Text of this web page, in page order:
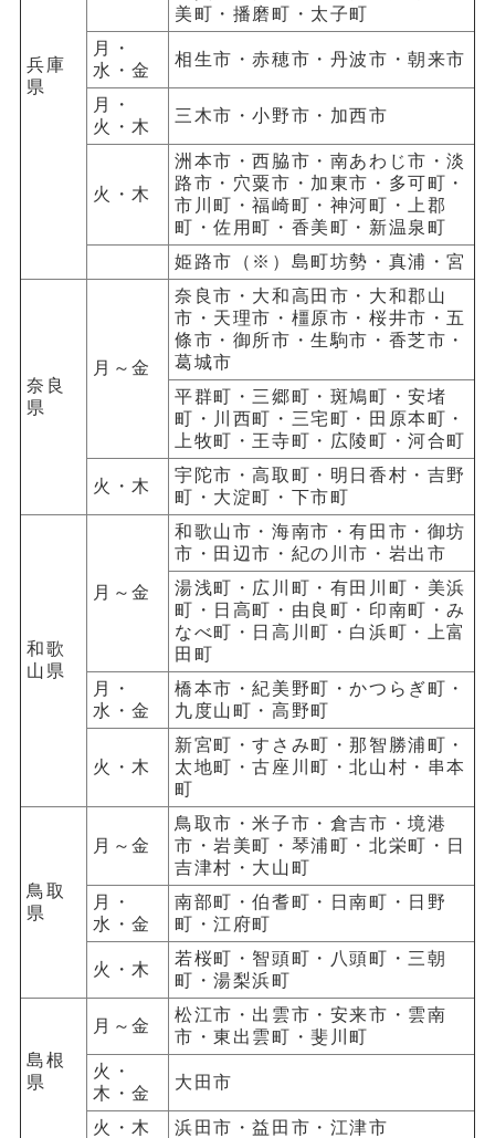
兵庫
県
美町・播磨町・太子町
月・
水・金
相生市・赤穂市・丹波市・朝来市
月・
火・木
三木市・小野市・加西市
火・木
洲本市・西脇市・南あわじ市・淡
路市・穴粟市・加東市・多可町・
市川町・福崎町・神河町・上郡
町・佐用町・香美町・新温泉町
姫路市（※）島町坊勢・真浦・宮
奈良
県
月～金
奈良市・大和高田市・大和郡山
市・天理市・橿原市・桜井市・五
條市・御所市・生駒市・香芝市・
葛城市
平群町・三郷町・斑鳩町・安堵
町・川西町・三宅町・田原本町・
上牧町・王寺町・広陵町・河合町
火・木
宇陀市・高取町・明日香村・吉野
町・大淀町・下市町
和歌
山県
月～金
和歌山市・海南市・有田市・御坊
市・田辺市・紀の川市・岩出市
湯浅町・広川町・有田川町・美浜
町・日高町・由良町・印南町・み
なべ町・日高川町・白浜町・上富
田町
月・
水・金
橋本市・紀美野町・かつらぎ町・
九度山町・高野町
火・木
新宮町・すさみ町・那智勝浦町・
太地町・古座川町・北山村・串本
町
鳥取
県
月～金
鳥取市・米子市・倉吉市・境港
市・岩美町・琴浦町・北栄町・日
吉津村・大山町
月・
水・金
南部町・伯耆町・日南町・日野
町・江府町
火・木
若桜町・智頭町・八頭町・三朝
町・湯梨浜町
島根
県
月～金
松江市・出雲市・安来市・雲南
市・東出雲町・斐川町
火・
木・金
大田市
火・木 浜田市・益田市・江津市